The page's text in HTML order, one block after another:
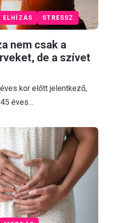
ELHÍZÁS STRESSZ
nem csak a
de a szívet
kor előtt jelentkező,
éves…